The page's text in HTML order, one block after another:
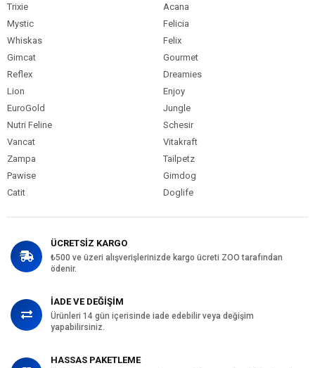
Trixie
Acana
Mystic
Felicia
Whiskas
Felix
Gimcat
Gourmet
Reflex
Dreamies
Lion
Enjoy
EuroGold
Jungle
Nutri Feline
Schesir
Vancat
Vitakraft
Zampa
Tailpetz
Pawise
Gimdog
Catit
Doglife
ÜCRETSİZ KARGO
₺500 ve üzeri alışverişlerinizde kargo ücreti ZOO tarafından
ödenir.
İADE VE DEĞİŞİM
Ürünleri 14 gün içerisinde iade edebilir veya değişim
yapabilirsiniz.
HASSAS PAKETLEME